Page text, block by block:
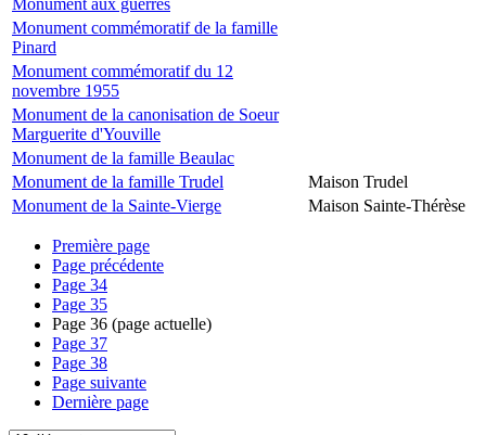
Monument aux guerres
Monument commémoratif de la famille
Pinard
Monument commémoratif du 12
novembre 1955
Monument de la canonisation de Soeur
Marguerite d'Youville
Monument de la famille Beaulac
Monument de la famille Trudel
Maison Trudel
Monument de la Sainte-Vierge
Maison Sainte-Thérèse
Première page
Page précédente
Page 34
Page 35
Page 36 (page actuelle)
Page 37
Page 38
Page suivante
Dernière page